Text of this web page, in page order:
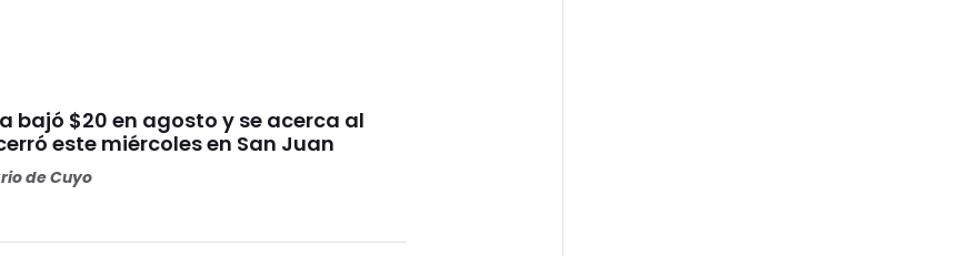
bajó $20 en agosto y se acerca al
este miércoles en San Juan
de Cuyo